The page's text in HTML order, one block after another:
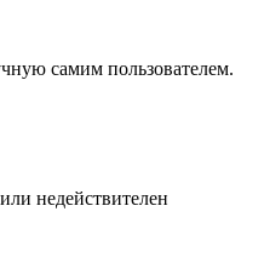
самим пользователем.
недействителен